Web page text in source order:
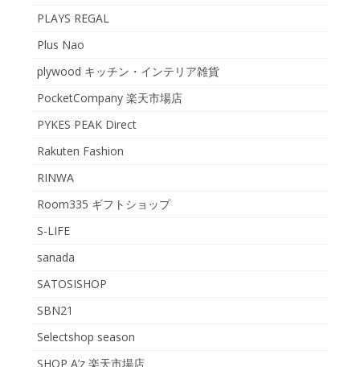
PLAYS REGAL
Plus Nao
plywood キッチン・インテリア雑貨
PocketCompany 楽天市場店
PYKES PEAK Direct
Rakuten Fashion
RINWA
Room335 ギフトショップ
S-LIFE
sanada
SATOSISHOP
SBN21
Selectshop season
SHOP A’z 楽天市場店